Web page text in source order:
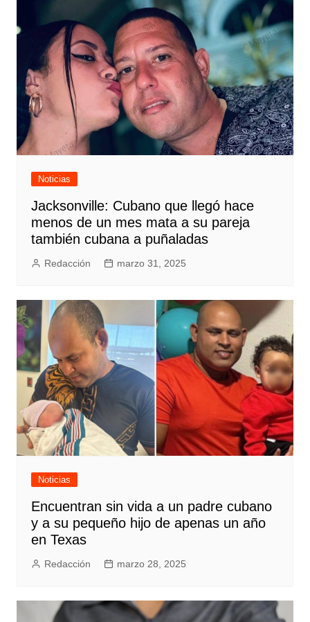
Noticias
Jacksonville: Cubano que llegó hace
menos de un mes mata a su pareja
también cubana a puñaladas
Redacción marzo 31, 2025
Noticias
Encuentran sin vida a un padre cubano
y a su pequeño hijo de apenas un año
en Texas
Redacción marzo 28, 2025